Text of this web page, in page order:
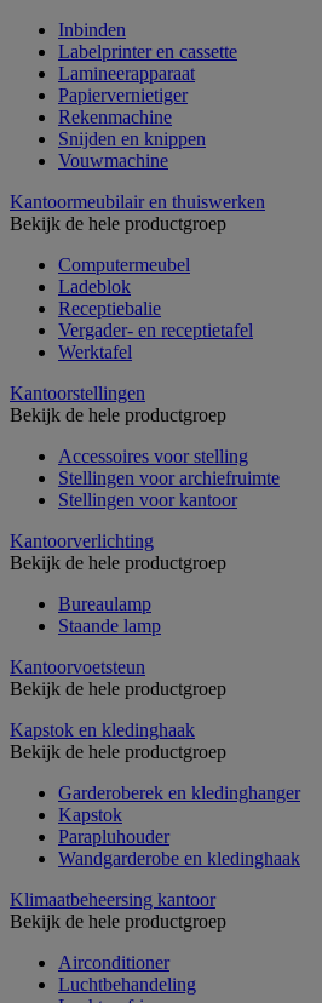
Inbinden
Labelprinter en cassette
Lamineerapparaat
Papiervernietiger
Rekenmachine
Snijden en knippen
Vouwmachine
Kantoormeubilair en thuiswerken
Bekijk de hele productgroep
Computermeubel
Ladeblok
Receptiebalie
Vergader- en receptietafel
Werktafel
Kantoorstellingen
Bekijk de hele productgroep
Accessoires voor stelling
Stellingen voor archiefruimte
Stellingen voor kantoor
Kantoorverlichting
Bekijk de hele productgroep
Bureaulamp
Staande lamp
Kantoorvoetsteun
Bekijk de hele productgroep
Kapstok en kledinghaak
Bekijk de hele productgroep
Garderoberek en kledinghanger
Kapstok
Parapluhouder
Wandgarderobe en kledinghaak
Klimaatbeheersing kantoor
Bekijk de hele productgroep
Airconditioner
Luchtbehandeling